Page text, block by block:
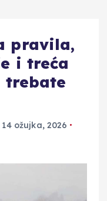
pravila,
i treća
trebate
14 ožujka, 2026